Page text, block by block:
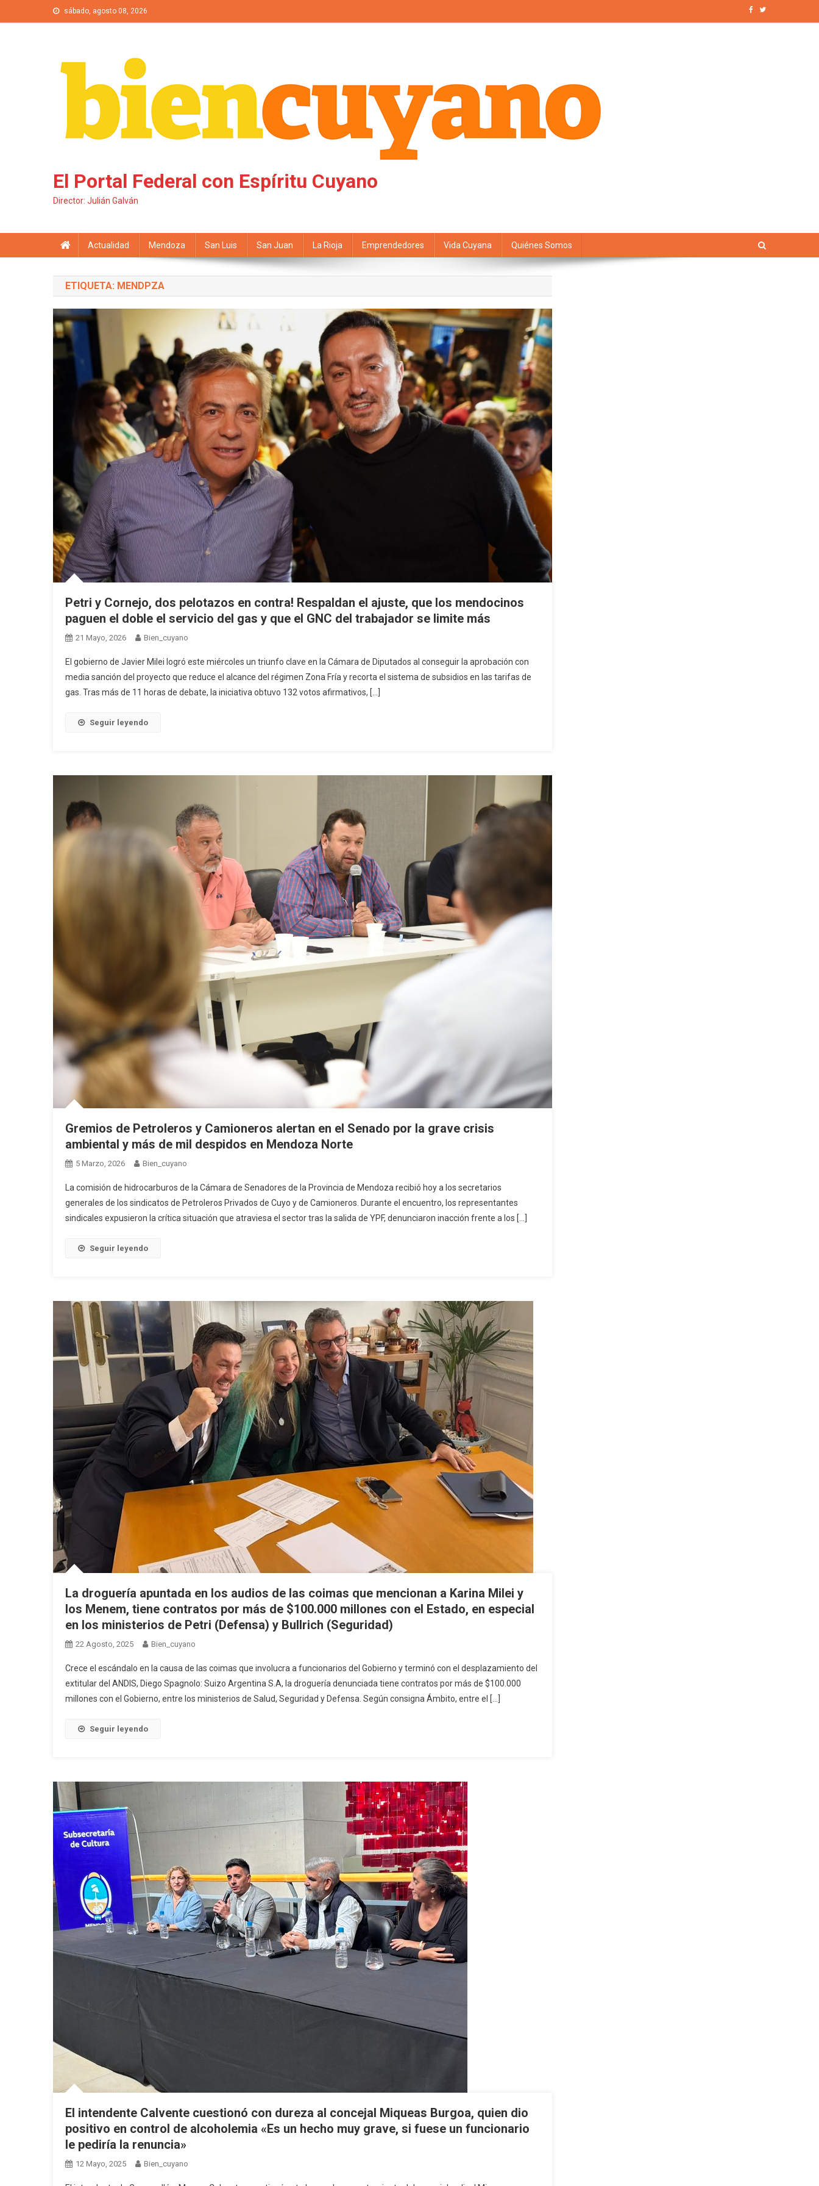
Saltar al contenidosábado, agosto 08, 2026
El Portal Federal con Espíritu Cuyano
Director: Julián Galván
Actualidad Mendoza San Luis San Juan La Rioja Emprendedores Vida Cuyana Quiénes Somos
ETIQUETA: MENDPZA
Petri y Cornejo, dos pelotazos en contra! Respaldan el ajuste, que los mendocinos
paguen el doble el servicio del gas y que el GNC del trabajador se limite más
21 Mayo, 2026 Bien_cuyano
El gobierno de Javier Milei logró este miércoles un triunfo clave en la Cámara de Diputados al conseguir la aprobación con
media sanción del proyecto que reduce el alcance del régimen Zona Fría y recorta el sistema de subsidios en las tarifas de
gas. Tras más de 11 horas de debate, la iniciativa obtuvo 132 votos afirmativos, […]
Seguir leyendo
Gremios de Petroleros y Camioneros alertan en el Senado por la grave crisis
ambiental y más de mil despidos en Mendoza Norte
5 Marzo, 2026 Bien_cuyano
La comisión de hidrocarburos de la Cámara de Senadores de la Provincia de Mendoza recibió hoy a los secretarios
generales de los sindicatos de Petroleros Privados de Cuyo y de Camioneros. Durante el encuentro, los representantes
sindicales expusieron la crítica situación que atraviesa el sector tras la salida de YPF, denunciaron inacción frente a los […]
Seguir leyendo
La droguería apuntada en los audios de las coimas que mencionan a Karina Milei y
los Menem, tiene contratos por más de $100.000 millones con el Estado, en especial
en los ministerios de Petri (Defensa) y Bullrich (Seguridad)
22 Agosto, 2025 Bien_cuyano
Crece el escándalo en la causa de las coimas que involucra a funcionarios del Gobierno y terminó con el desplazamiento del
extitular del ANDIS, Diego Spagnolo: Suizo Argentina S.A, la droguería denunciada tiene contratos por más de $100.000
millones con el Gobierno, entre los ministerios de Salud, Seguridad y Defensa. Según consigna Ámbito, entre el […]
Seguir leyendo
El intendente Calvente cuestionó con dureza al concejal Miqueas Burgoa, quien dio
positivo en control de alcoholemia «Es un hecho muy grave, si fuese un funcionario
le pediría la renuncia»
12 Mayo, 2025 Bien_cuyano